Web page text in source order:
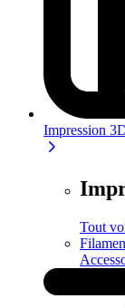
Impression
Tout